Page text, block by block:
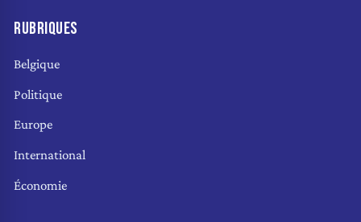
RUBRIQUES
Belgique
Politique
Europe
International
Économie